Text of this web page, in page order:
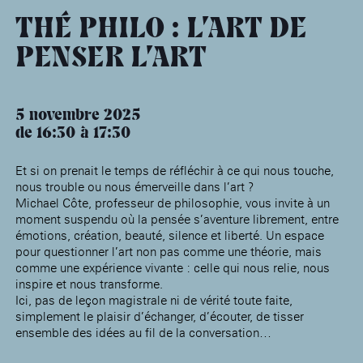
THÉ PHILO : L’ART DE
PENSER L’ART
5 novembre 2025
de 16:30
17:30
Et si on prenait le temps de réfléchir à ce qui nous touche,
nous trouble ou nous émerveille dans l’art ?
Michael Côte, professeur de philosophie, vous invite à un
moment suspendu où la pensée s’aventure librement, entre
émotions, création, beauté, silence et liberté. Un espace
pour questionner l’art non pas comme une théorie, mais
comme une expérience vivante : celle qui nous relie, nous
inspire et nous transforme.
Ici, pas de leçon magistrale ni de vérité toute faite,
simplement le plaisir d’échanger, d’écouter, de tisser
ensemble des idées au fil de la conversation…
des artistes(EHPAD) Accueil
Fondation
Rotonde Balzac de l’Hôtel
Salomon de Rothschild
Jardin public de l’Hôtel
Salomon de Rothschild